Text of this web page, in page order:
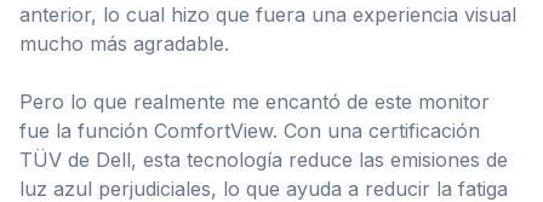
anterior, lo cual hizo que fuera una experiencia visual
mucho más agradable.
Pero lo que realmente me encantó de este monitor
fue la función ComfortView. Con una certificación
TÜV de Dell, esta tecnología reduce las emisiones de
luz azul perjudiciales, lo que ayuda a reducir la fatiga